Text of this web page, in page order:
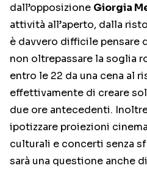
dall’opposizione Giorgia
attività all’aperto, dalla
è davvero difficile pensare
non oltrepassare la soglia
entro le 22 da una cena al
effettivamente di creare
due ore antecedenti.
ipotizzare proiezioni
culturali e concerti senza
sarà una questione anche